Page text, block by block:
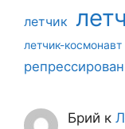
летчик
летчик-космонавт
репрессирован
Брий к